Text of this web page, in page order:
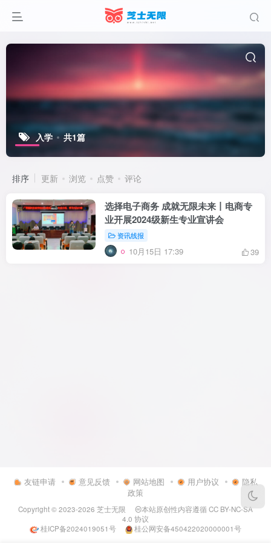
入学 共1篇
排序 更新 浏览 点赞 评论
选择电子商务 成就无限未来丨电商专
业开展2024级新生专业宣讲会
资讯线报
10月15日 17:39 39
友链申请 意见反馈 网站地图 用户协议
隐私
政策
Copyright © 2023-2026 芝士无限 本站原创性内容遵循CC BY-NC-SA
4.0 协议
桂ICP备2024019051号
桂公网安备450422020000001号